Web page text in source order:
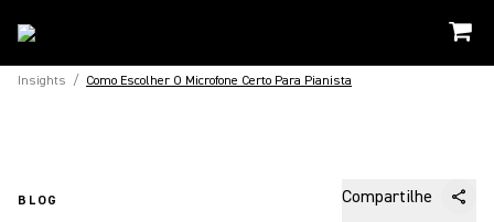
Insights / Como Escolher O Microfone Certo Para Pianista
BLOG Compartilhe